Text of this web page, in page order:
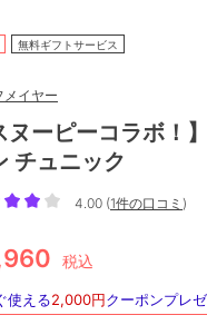
無料ギフトサービス
メイヤー
ヌーピーコラボ！
チュニック
4.00 (1件の口コミ )
税込
使える2,000円クーポンプレ